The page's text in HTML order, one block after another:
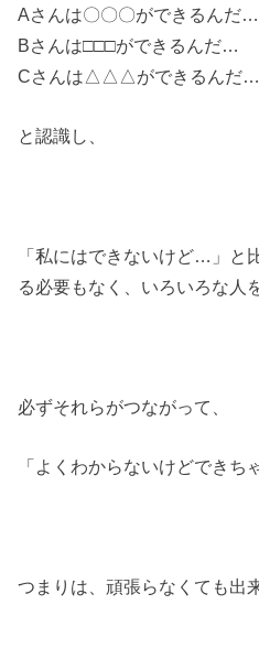
Aさんは〇〇〇ができるんだ…
Bさんは□□□ができるんだ…
Cさんは△△△ができるんだ…
と認識し、
「私にはできないけど…」と
る必要もなく、いろいろな人
必ずそれらがつながって、
「よくわからないけどできち
つまりは、頑張らなくても出